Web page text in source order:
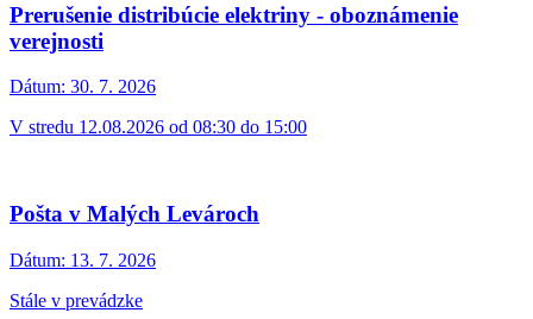
Prerušenie distribúcie elektriny - oboznámenie
verejnosti
Dátum: 30. 7. 2026
V stredu 12.08.2026 od 08:30 do 15:00
Pošta v Malých Levároch
Dátum: 13. 7. 2026
Stále v prevádzke